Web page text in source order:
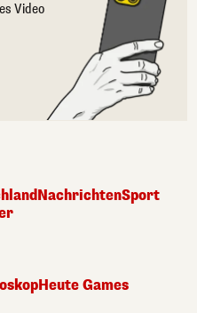
Video
NachrichtenSport
Heute Games